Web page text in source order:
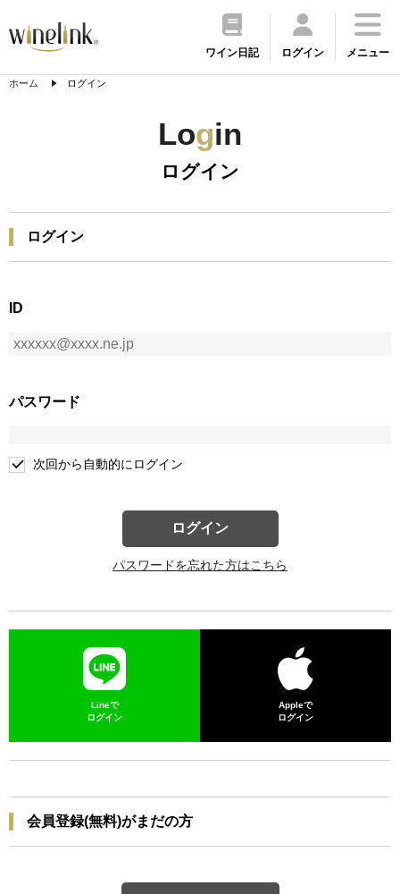
ワイン日記 ログイン メニュー
ホーム ログイン
Login
ログイン
ログイン
ID
パスワード
次回から自動的にログイン
ログイン
パスワードを忘れた方はこちら
Lineで
ログイン
Appleで
ログイン
会員登録(無料)がまだの方